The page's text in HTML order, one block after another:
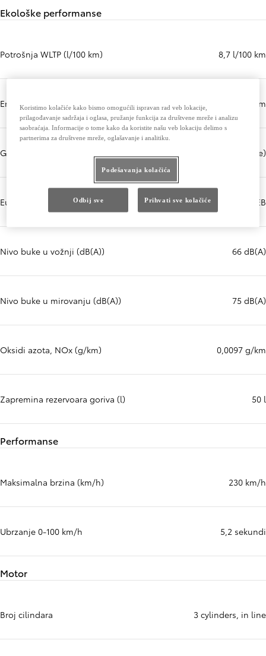
Ekološke performanse
Potrošnja WLTP (l/100 km) 8,7 l/100 km
Emisije CO2 WLTP (g/km) 197 g/km
Gradacija goriva - preporučena 95 or more (Octane)
Euro klasa EURO 6 EB
Nivo buke u vožnji (dB(A)) 66 dB(A)
Nivo buke u mirovanju (dB(A)) 75 dB(A)
Oksidi azota, NOx (g/km) 0,0097 g/km
Zapremina rezervoara goriva (l) 50 l
Performanse
Maksimalna brzina (km/h) 230 km/h
Ubrzanje 0-100 km/h 5,2 sekundi
Motor
Broj cilindara 3 cylinders, in line
Koristimo kolačiće kako bismo omogućili ispravan rad veb lokacije,
prilagođavanje sadržaja i oglasa, pružanje funkcija za društvene mreže i analizu
saobraćaja. Informacije o tome kako da koristite našu veb lokaciju delimo s
partnerima za društvene mreže, oglašavanje i analitiku.
Podešavanja kolačića
Odbij sve Prihvati sve kolačiće